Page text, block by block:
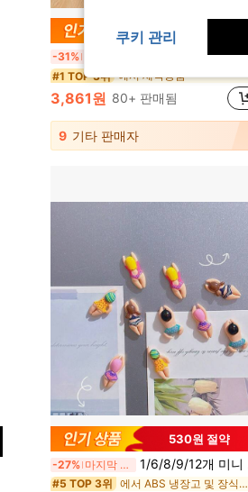
1,729원 절약
-31% 1개 야구 모자 세탁 가방, 모자 세척 도구, 기계 세탁 가능 변형 방지 보호 세탁 가방 및 모자
#1 TOP 3위 에서 세탁용품
3,861원 80+ 판매됨
9 기타 판매자
530원 절약
-27% 마지막 2일 1/6/8/9/12개 미니 귀여운 수영 피규어 냉장고 자석, 사실적인 레진 비치 냉장고 자석, 창의적인 초소형 장식 자석, 고정 메시지 자석, 주방, 사무실 수납장, 냉장고 장식, 화이트보드, 주방, 사무실 사진 메모, 여름 홈 파티 장식에 적합
#5 TOP 3위 에서 ABS 냉장고 및 장식용 자석
쿠키 관리